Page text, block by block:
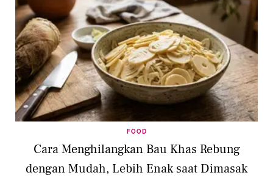
FOOD
Cara Menghilangkan Bau Khas Rebung
dengan Mudah, Lebih Enak saat Dimasak